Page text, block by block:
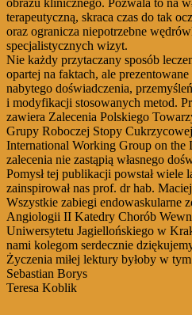
obrazu klinicznego. Pozwala to na
terapeutyczną, skraca czas do tak
oraz ogranicza niepotrzebne
specjalistycznych wizyt.
Nie każdy przytaczany sposób
opartej na faktach, ale
nabytego doświadczenia,
i modyfikacji stosowanych metod.
zawiera Zalecenia Polskiego
Grupy Roboczej Stopy
International Working Group on the
zalecenia nie zastąpią własnego
Pomysł tej publikacji powstał wiele
zainspirował nas prof. dr hab.
Wszystkie zabiegi endowaskularne
Angiologii II Katedry Chorób
Uniwersytetu Jagiellońskiego w
nami kolegom serdecznie
Życzenia miłej lektury byłoby w
Sebastian Borys
Teresa Koblik